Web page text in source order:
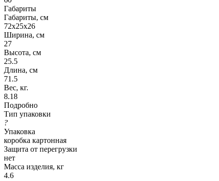
Габариты
Габариты, см
72x25x26
Ширина, см
27
Высота, см
25.5
Длина, см
71.5
Вес, кг.
8.18
Подробно
Тип упаковки
?
Упаковка
коробка картонная
Защита от перегрузки
нет
Масса изделия, кг
4.6